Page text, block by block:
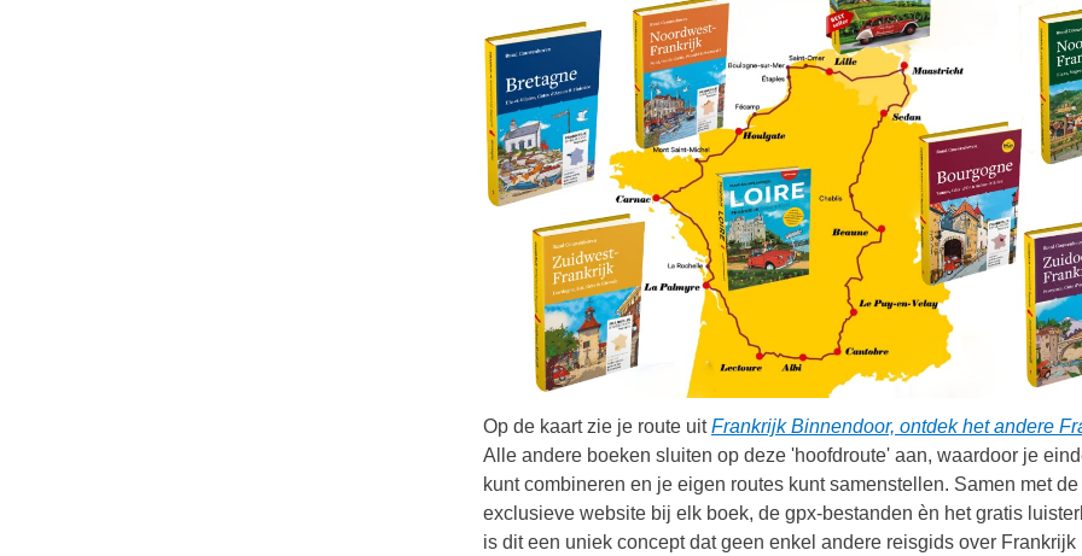
Op de kaart zie je route uitFrankrijk Binnendoor, ontdek het andere
Alle andere boeken sluiten op deze 'hoofdroute' aan, waardoor je
kunt combineren en je eigen routes kunt samenstellen. Samen met de
exclusieve website bij elk boek, de gpx-bestanden èn het gratis
is dit een uniek concept dat geen enkel andere reisgids over Frankrijk